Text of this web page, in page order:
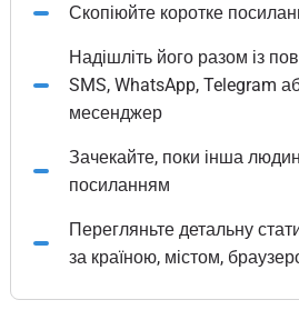
Скопіюйте коротке
Надішліть його разом із
SMS, WhatsApp, Telegram
месенджер
Зачекайте, поки інша
посиланням
Перегляньте детальну
за країною, містом,